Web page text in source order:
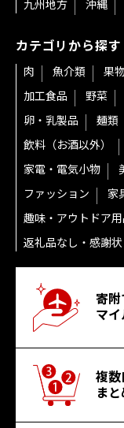
九州地方
沖縄
カテゴリから探す
肉 魚介類 果
加工食品
野菜
卵・乳製品
麺類
飲料（お酒以外）
家電・電気小物
ファッション
家
趣味・アウトドア用
返礼品なし・感謝状
寄附
マイ
複数
ま